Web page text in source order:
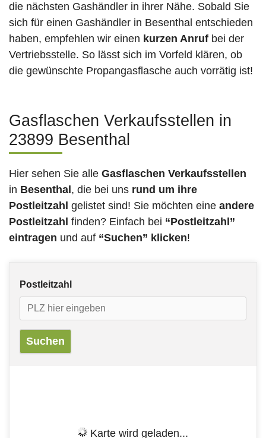
die nächsten Gashändler in ihrer Nähe. Sobald Sie
sich für einen Gashändler in Besenthal entschieden
haben, empfehlen wir einen kurzen Anruf bei der
Vertriebsstelle. So lässt sich im Vorfeld klären, ob
die gewünschte Propangasflasche auch vorrätig ist!
Gasflaschen Verkaufsstellen in
23899 Besenthal
Hier sehen Sie alle Gasflaschen Verkaufsstellen
in Besenthal , die bei uns rund um ihre
Postleitzahl gelistet sind! Sie möchten eine andere
Postleitzahl finden? Einfach bei “Postleitzahl”
eintragen und auf “Suchen” klicken!
Postleitzahl
Karte wird geladen...